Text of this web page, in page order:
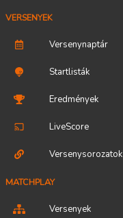
VERSENYEK
Versenynaptár
Startlisták
Eredmények
LiveScore
Versenysorozatok
MATCHPLAY
Versenyek